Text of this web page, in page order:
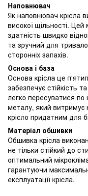
Наповнювач
Як наповнювач крісла
високої щільності. Цей
здатність швидко
та зручний для
сторонніх запахів.
Основа і база
Основа крісла це
забезпечує стійкість
легко пересуватися по
металу, який
крісло придатним для
Матеріал обшивки
Обшивка крісла
не тільки стійкий до
оптимальний
гарантуючи
експлуатації крісла.